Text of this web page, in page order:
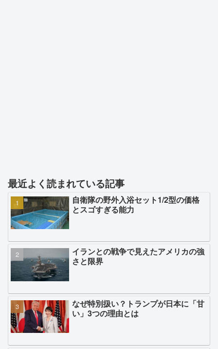
最近よく読まれている記事
自衛隊の野外入浴セット1/2型の価格
とスゴすぎる能力
イランとの戦争で見えたアメリカの強
さと限界
なぜ特別扱い？トランプが日本に「甘
い」3つの理由とは